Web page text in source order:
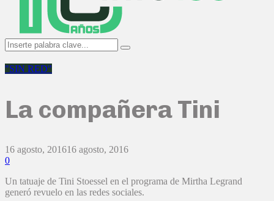
Search
for:
Search
"SIN RED"
La compañera Tini
16 agosto, 201616 agosto, 2016
0
Un tatuaje de Tini Stoessel en el programa de Mirtha Legrand
generó revuelo en las redes sociales.